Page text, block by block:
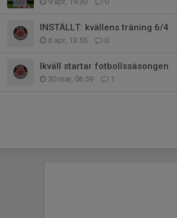
INSTÄLLT: kvällens träning 6/4
6 apr, 13:55 0
Ikväll startar fotbollssäsongen
30 mar, 06:59 1